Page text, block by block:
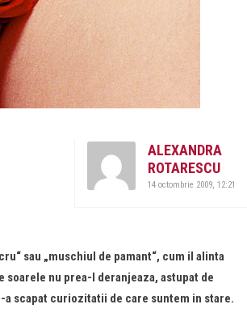
ALEXANDRA
ROTARESCU
14 octombrie 2009, 12:21
sau „muschiul de pamant“, cum il alinta
nu prea-l deranjeaza, astupat de
scapat curiozitatii de care suntem in stare.